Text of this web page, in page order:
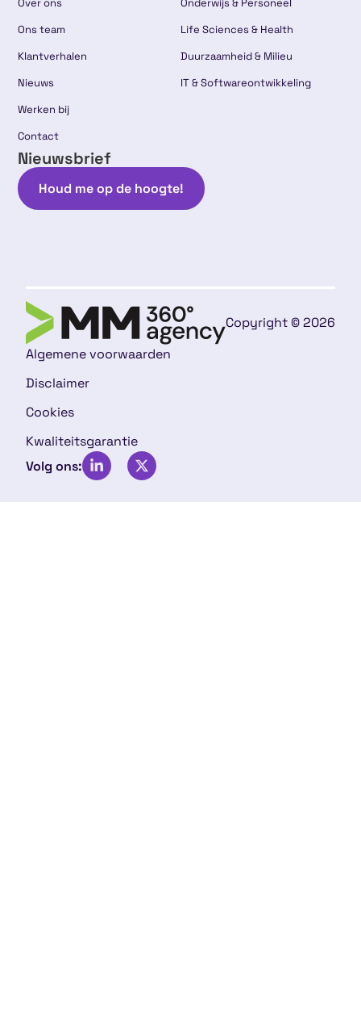
Over ons
Ons team
Klantverhalen
Nieuws
Werken bij
Contact
Onderwijs & Personeel
Life Sciences & Health
Duurzaamheid & Milieu
IT & Softwareontwikkeling
Nieuwsbrief
Houd me op de hoogte!
Copyright © 2026
Algemene voorwaarden
Disclaimer
Cookies
Kwaliteitsgarantie
Volg ons: